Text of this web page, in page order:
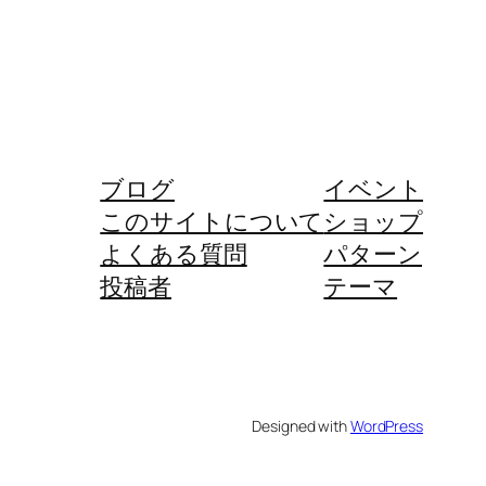
ブログ
このサイトについて
よくある質問
投稿者
イベント
ショップ
パターン
テーマ
Designed withWordPress